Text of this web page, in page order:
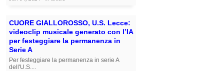
CUORE GIALLOROSSO, U.S. Lecce:
videoclip musicale generato con l’IA
per festeggiare la permanenza in
Serie A
Per festeggiare la permanenza in serie A
dell'U.S....